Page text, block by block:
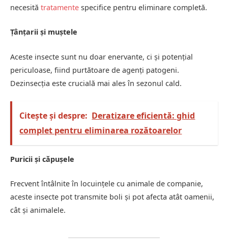
necesită tratamente specifice pentru eliminare completă.
Țânțarii și muștele
Aceste insecte sunt nu doar enervante, ci și potențial
periculoase, fiind purtătoare de agenți patogeni.
Dezinsecția este crucială mai ales în sezonul cald.
Citește și despre: Deratizare eficientă: ghid
complet pentru eliminarea rozătoarelor
Puricii și căpușele
Frecvent întâlnite în locuințele cu animale de companie,
aceste insecte pot transmite boli și pot afecta atât oamenii,
cât și animalele.